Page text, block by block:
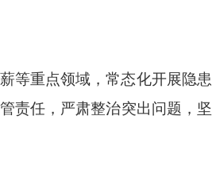
等重点领域，常态化开展隐患
责任，严肃整治突出问题，坚